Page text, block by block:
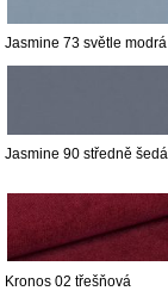
Jasmine 73 světle modrá
Jasmine 90 středně šedá
Kronos 02 třešňová